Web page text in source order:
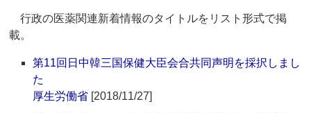
行政の医薬関連新着情報のタイトルをリスト形式で掲
載。
第11回日中韓三国保健大臣会合共同声明を採択しまし
た
厚生労働省 [2018/11/27]